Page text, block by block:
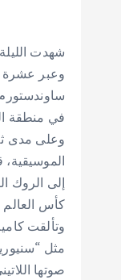
وعبر عشرة
في منطقة
كأس العالم لكرة القدم 2034، حدثًا لا يُنسى في مسيرة
وتألقت
صوتها